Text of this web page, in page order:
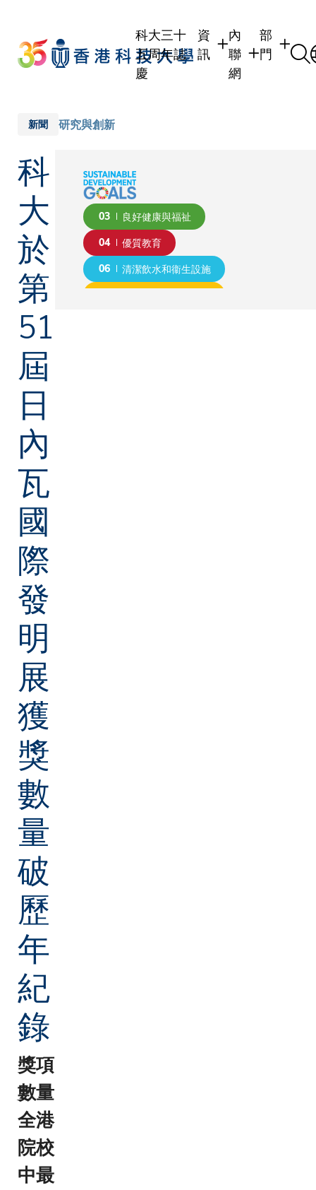
main
content
科大三十
五周年誌
慶
資
訊
內
聯
網
部
門
新聞 研究與創新
科
大
於
第
51
屆
日
內
瓦
國
際
發
明
展
獲
獎
數
量
破
歷
年
紀
錄
獎項
數量
全港
院校
中最
03 良好健康與福祉
04 優質教育
06 清潔飲水和衞生設施